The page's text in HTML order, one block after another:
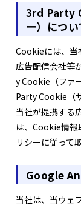
3rd Party
ー）につい
Cookieには、当
広告配信会社等
y Cookie（ファ
Party Cookie（
当社が提携する
は、Cookie情報
リシーに従って
Google
当社は、当ウェ